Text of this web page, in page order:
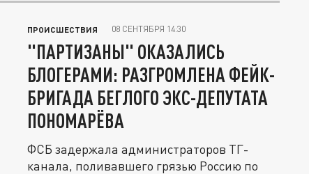
ПРОИСШЕСТВИЯ 08 СЕНТЯБРЯ 14:30
"ПАРТИЗАНЫ" ОКАЗАЛИСЬ
БЛОГЕРАМИ: РАЗГРОМЛЕНА ФЕЙК-
БРИГАДА БЕГЛОГО ЭКС-ДЕПУТАТА
ПОНОМАРЁВА
ФСБ задержала администраторов ТГ-
канала, поливавшего грязью Россию по